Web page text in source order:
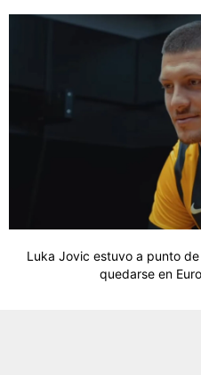
Luka Jovic estuvo a punto
quedarse en